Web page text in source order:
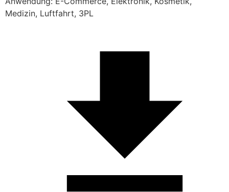
Medizin, Luftfahrt, 3PL